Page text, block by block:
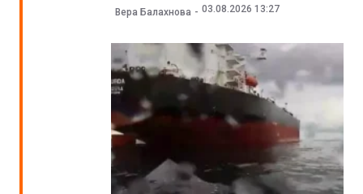
Вера Балахнова 03.08.2026 13:27